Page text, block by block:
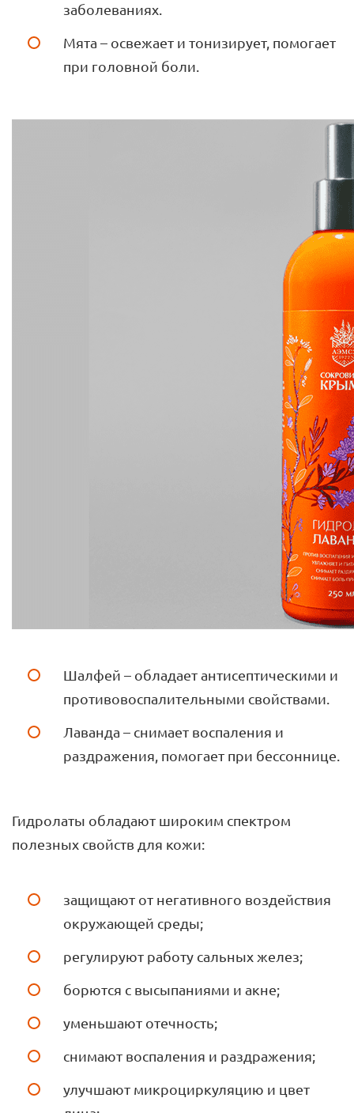
заболеваниях.
Мята – освежает и тонизирует, помогает
при головной боли.
Шалфей – обладает антисептическими и
противовоспалительными свойствами.
Лаванда – снимает воспаления и
раздражения, помогает при бессоннице.
Гидролаты обладают широким спектром
полезных свойств для кожи:
защищают от негативного воздействия
окружающей среды;
регулируют работу сальных желез;
борются с высыпаниями и акне;
уменьшают отечность;
снимают воспаления и раздражения;
улучшают микроциркуляцию и цвет